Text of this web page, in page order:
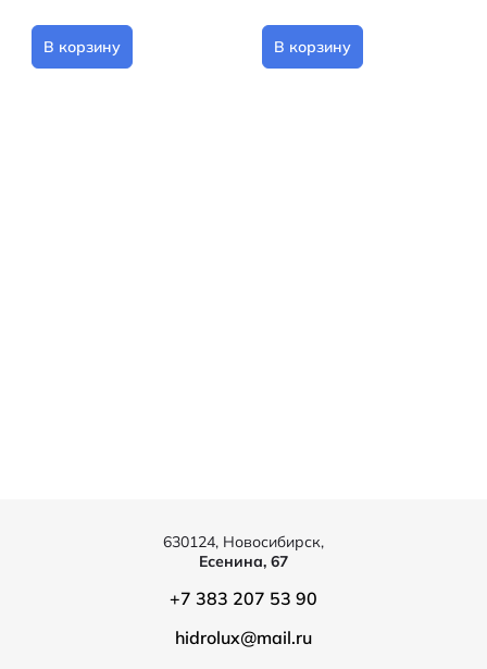
В корзину В корзину
630124, Новосибирск,
Есенина, 67
+7 383 207 53 90
hidrolux@mail.ru